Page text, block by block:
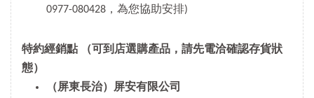
0977-080428，為您協助安排)
特約經銷點
（可到店選購產品，請先電洽確認存貨狀
態）
（屏東長治）屏安有限公司